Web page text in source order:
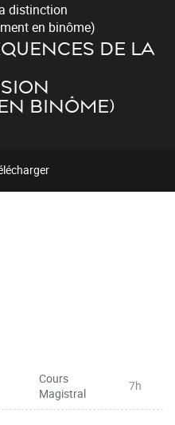
distinction
en binôme)
DE LA
BINÔME)
Cours
Magistral
7h